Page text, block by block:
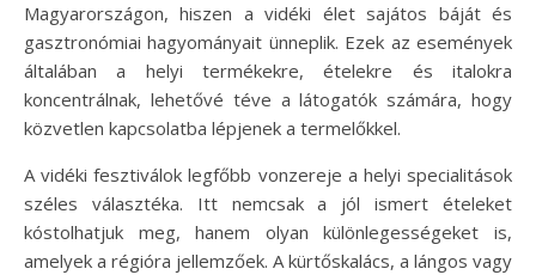
Magyarországon, hiszen a vidéki élet sajátos báját és
gasztronómiai hagyományait ünneplik. Ezek az események
általában a helyi termékekre, ételekre és italokra
koncentrálnak, lehetővé téve a látogatók számára, hogy
közvetlen kapcsolatba lépjenek a termelőkkel.
A vidéki fesztiválok legfőbb vonzereje a helyi specialitások
széles választéka. Itt nemcsak a jól ismert ételeket
kóstolhatjuk meg, hanem olyan különlegességeket is,
amelyek a régióra jellemzőek. A kürtőskalács, a lángos vagy